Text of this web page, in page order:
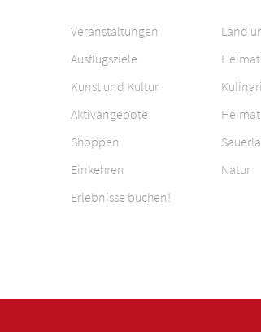
Veranstaltungen
Ausflugsziele
Kunst und Kultur
Aktivangebote
Shoppen
Einkehren
Erlebnisse buchen!
Land
Heimat
Natur